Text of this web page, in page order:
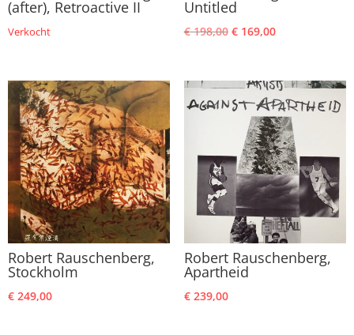
(after), Retroactive II
Verkocht
Untitled
€198,00 Oorspronkelijke
€ 198,00.
€169,00Huidige
€ 169,00.
Robert Rauschenberg,
Stockholm
€ 249,00
Robert Rauschenberg,
Apartheid
€239,00